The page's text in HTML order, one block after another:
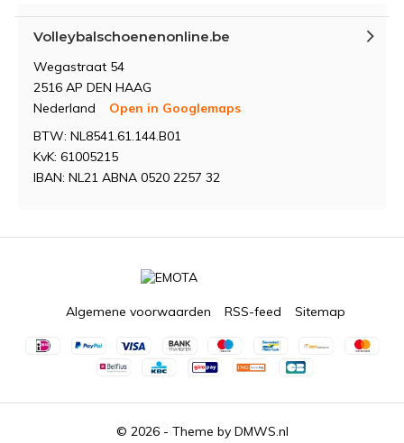
Volleybalschoenenonline.be
Wegastraat 54
2516 AP DEN HAAG
Nederland
Open in Googlemaps
BTW: NL8541.61.144.B01
KvK: 61005215
IBAN: NL21 ABNA 0520 2257 32
© 2026 - Theme by DMWS.nl
Algemene voorwaarden RSS-feed Sitemap